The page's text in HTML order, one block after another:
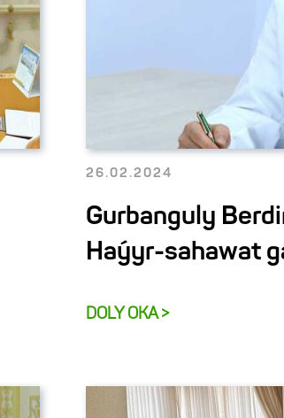
26.02.2024
Gurbanguly
Haýyr-sahawat
DOLY OKA >